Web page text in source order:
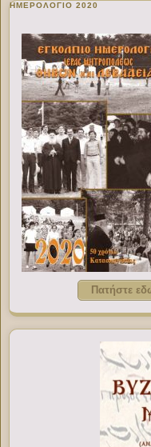
ΗΜΕΡΟΛΟΓΙΟ 2020
Πατήστε